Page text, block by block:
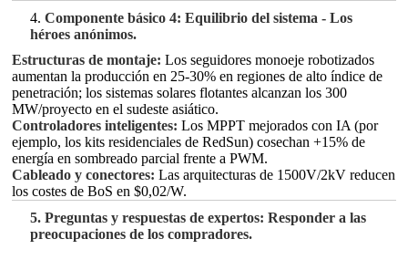
4.Componente básico 4: Equilibrio del sistema - Los
héroes anónimos.
Estructuras de montaje: Los seguidores monoeje robotizados
aumentan la producción en 25-30% en regiones de alto índice de
penetración; los sistemas solares flotantes alcanzan los 300
MW/proyecto en el sudeste asiático.
Controladores inteligentes: Los MPPT mejorados con IA (por
ejemplo, los kits residenciales de RedSun) cosechan +15% de
energía en sombreado parcial frente a PWM.
Cableado y conectores:Las arquitecturas de 1500V/2kV reducen
los costes de BoS en $0,02/W.
5. Preguntas y respuestas de expertos: Responder a las
preocupaciones de los compradores.